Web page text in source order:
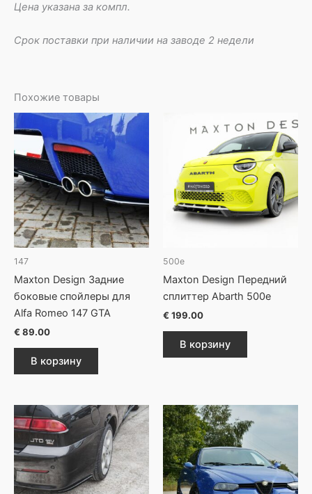
Цена указана за компл.
Срок поставки при наличии на заводе 2 недели
Похожие товары
147
Maxton Design Задние
боковые спойлеры для
Alfa Romeo 147 GTA
€ 89.00
В корзину
500e
Maxton Design Передний
сплиттер Abarth 500e
€ 199.00
В корзину